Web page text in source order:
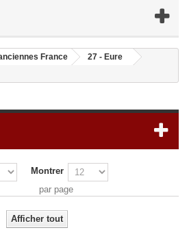
France
27 - Eure
Montrer
par page
Afficher tout